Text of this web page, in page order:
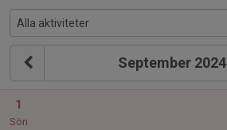
September 2024
1
Sön